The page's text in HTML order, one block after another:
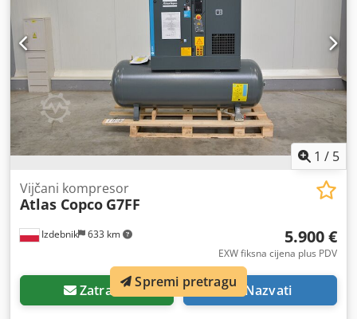
1 / 5
Izdebnik 633 km
Vijčani kompresor
Atlas Copco G7FF
5.900 €
EXW fiksna cijena plus PDV
Zatražiti Nazvati
Spremi pretragu